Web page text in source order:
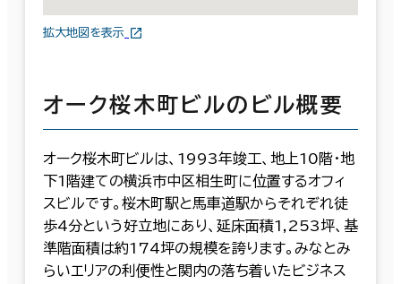
拡大地図を表示
オーク桜木町ビルのビル概要
オーク桜木町ビルは、1993年竣工、地上10階・地
下1階建ての横浜市中区相生町に位置するオフィ
スビルです。桜木町駅と馬車道駅からそれぞれ徒
歩4分という好立地にあり、延床面積1,253坪、基
準階面積は約174坪の規模を誇ります。みなとみ
らいエリアの利便性と関内の落ち着いたビジネス